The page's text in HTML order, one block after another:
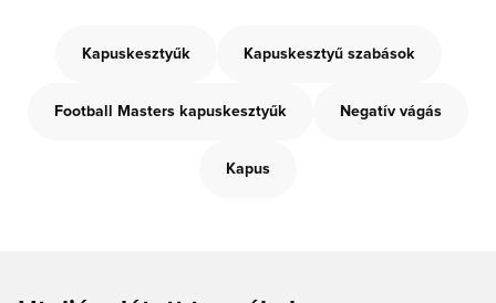
Kapuskesztyűk Kapuskesztyű szabások
Football Masters kapuskesztyűk Negatív vágás
Kapus